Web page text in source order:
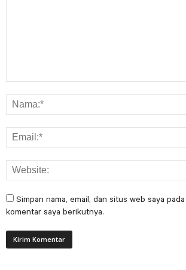
Simpan nama, email, dan situs web saya
komentar saya berikutnya.